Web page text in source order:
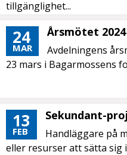
tillgänglighet...
24
MAR
Årsmötet 2024
Avdelningens
23 mars i Bagarmossens
13
FEB
Sekundant-
Handläggare på
eller resurser att sätta sig